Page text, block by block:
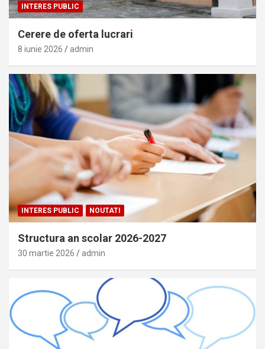
INTERES PUBLIC
Cerere de oferta lucrari
8 iunie 2026 admin
INTERES PUBLIC NOUTATI
Structura an scolar 2026-2027
30 martie 2026 admin